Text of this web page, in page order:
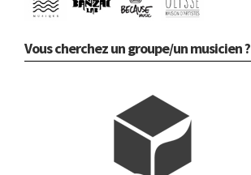
Vous cherchez un groupe/un musicien ?